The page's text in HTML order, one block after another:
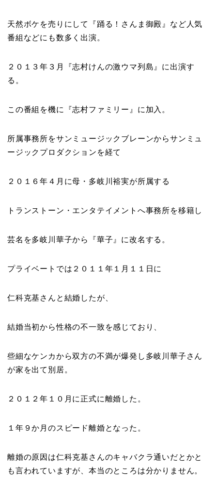
天然ボケを売りにして『踊る！さんま御殿 』など人気
番組などにも数多く出演。
２０１３年３月『志村けんの激ウマ列島 』に出演す
る。
この番組を機に『志村ファミリー 』に加入。
所属事務所をサンミュージックブレーンからサンミュ
ージックプロダクションを経て
２０１６年４月に母・多岐川裕実が所属する
トランストーン・エンタテイメントへ事務所を移籍し
芸名を多岐川華子から『華子 』に改名する。
プライベートでは２０１１年１月１１日に
仁科克基さんと結婚 したが、
結婚当初から性格の不一致を感じており、
些細なケンカから双方の不満が爆発し多岐川華子さん
が家を出て別居。
２０１２年１０月に 正式に離婚した 。
１年９か月のスピード離婚となった。
離婚の原因は仁科克基さんのキャバクラ通いだとかと
も言われていますが、本当のところは分かりません。